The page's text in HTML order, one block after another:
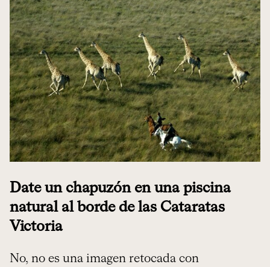
Date un chapuzón en una piscina
natural al borde de las Cataratas
Victoria
No, no es una imagen retocada con